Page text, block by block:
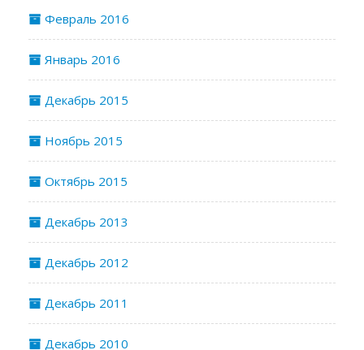
Февраль 2016
Январь 2016
Декабрь 2015
Ноябрь 2015
Октябрь 2015
Декабрь 2013
Декабрь 2012
Декабрь 2011
Декабрь 2010